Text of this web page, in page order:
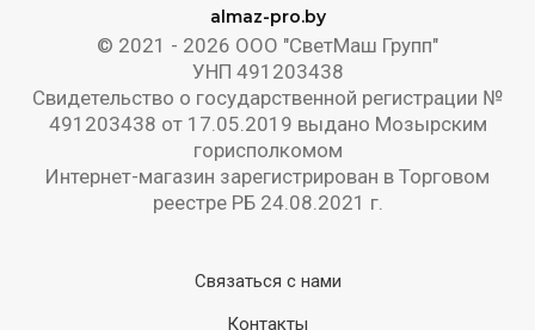
almaz-pro.by
© 2021 - 2026 ООО "СветМаш Групп"
УНП 491203438
Свидетельство о государственной регистрации №
491203438 от 17.05.2019 выдано Мозырским
горисполкомом
Интернет-магазин зарегистрирован в Торговом
реестре РБ 24.08.2021 г.
Связаться с нами
Контакты